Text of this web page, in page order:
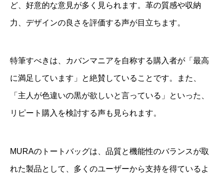
ど、好意的な意見が多く見られます。革の質感や収納
力、デザインの良さを評価する声が目立ちます。
特筆すべきは、カバンマニアを自称する購入者が「最高
に満足しています」と絶賛していることです。また、
「主人が色違いの黒が欲しいと言っている」といった、
リピート購入を検討する声も見られます。
MURAのトートバッグは、品質と機能性のバランスが取
れた製品として、多くのユーザーから支持を得ているよ